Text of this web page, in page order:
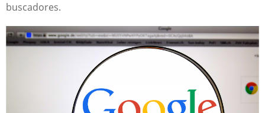
buscadores.